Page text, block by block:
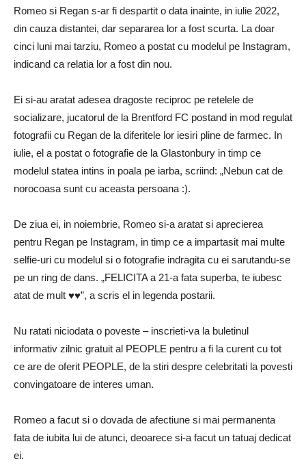
Romeo si Regan s-ar fi despartit o data inainte, in iulie 2022,
din cauza distantei, dar separarea lor a fost scurta. La doar
cinci luni mai tarziu, Romeo a postat cu modelul pe Instagram,
indicand ca relatia lor a fost din nou.
Ei si-au aratat adesea dragoste reciproc pe retelele de
socializare, jucatorul de la Brentford FC postand in mod regulat
fotografii cu Regan de la diferitele lor iesiri pline de farmec. In
iulie, el a postat o fotografie de la Glastonbury in timp ce
modelul statea intins in poala pe iarba, scriind: „Nebun cat de
norocoasa sunt cu aceasta persoana :).
De ziua ei, in noiembrie, Romeo si-a aratat si aprecierea
pentru Regan pe Instagram, in timp ce a impartasit mai multe
selfie-uri cu modelul si o fotografie indragita cu ei sarutandu-se
pe un ring de dans. „FELICITA a 21-a fata superba, te iubesc
atat de mult ♥️♥️”, a scris el in legenda postarii.
Nu ratati niciodata o poveste – inscrieti-va la buletinul
informativ zilnic gratuit al PEOPLE pentru a fi la curent cu tot
ce are de oferit PEOPLE, de la stiri despre celebritati la povesti
convingatoare de interes uman.
Romeo a facut si o dovada de afectiune si mai permanenta
fata de iubita lui de atunci, deoarece si-a facut un tatuaj dedicat
ei.